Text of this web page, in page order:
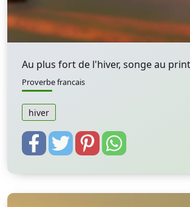
Au plus fort de l'hiver, songe au
Proverbe francais
hiver